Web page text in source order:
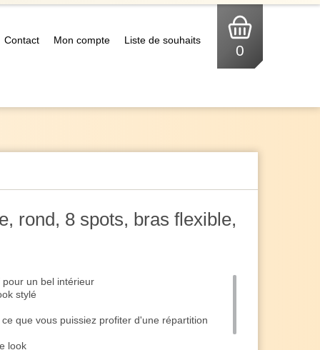
Contact Mon compte Liste de souhaits
0
rond, 8 spots, bras flexible,
un bel intérieur
stylé
que vous puissiez profiter d'une répartition
look